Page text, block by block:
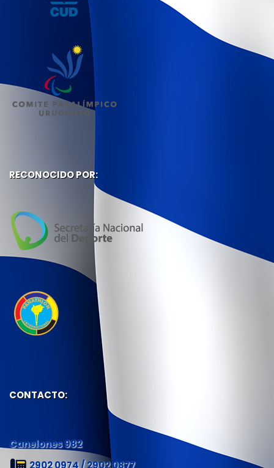
RECONOCIDO POR:
CONTACTO:
Canelones 982
2902 0974 / 2902 0877